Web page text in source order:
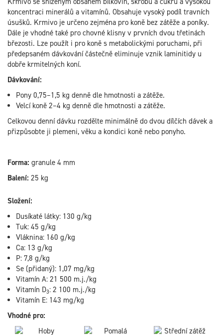
koncentraci minerálů a vitamínů. Obsahuje vysoký podíl travních
úsušků. Krmivo je určeno zejména pro koně bez zátěže a poníky.
Dále je vhodné také pro chovné klisny v prvních dvou třetinách
březosti. Lze použít i pro koně s metabolickými poruchami, při
předepsaném dávkování částečně eliminuje vznik laminitidy u
dobře krmitelných koní.
Dávkování:
Pony 0,75–1,5 kg denně dle hmotnosti a zátěže.
Velcí koně 2–4 kg denně dle hmotnosti a zátěže.
Celkovou denní dávku rozdělte minimálně do dvou dílčích dávek a
přizpůsobte ji plemeni, věku a kondici koně nebo ponyho.
Forma: granule 4 mm
Balení: 25 kg
Složení:
Dusíkaté látky: 130 g/kg
Tuk: 45 g/kg
Vláknina: 160 g/kg
Ca: 13 g/kg
P: 7,8 g/kg
Se (přidaný): 1,07 mg/kg
Vitamín A: 21 500 m.j./kg
Vitamín D3: 2 100 m.j./kg
Vitamín E: 143 mg/kg
Vhodné pro: